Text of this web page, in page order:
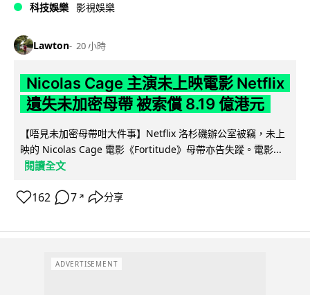
科技娛樂 影視娛樂
Lawton 20 小時
Nicolas Cage 主演未上映電影 Netflix
遺失未加密母帶 被索償 8.19 億港元
【唔見未加密母帶咁大件事】Netflix 洛杉磯辦公室被竊，未上
映的 Nicolas Cage 電影《Fortitude》母帶亦告失蹤。電影...
閱讀全文
162 7 ↗ 分享
ADVERTISEMENT